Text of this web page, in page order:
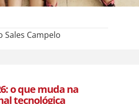
Sales Campelo
o que muda na
tecnológica